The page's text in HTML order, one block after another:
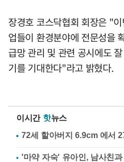
장경호 코스닥협회 회장은 "
업들이 환경분야에 전문성을
급망 관리 및 관련 공시에도
기를 기대한다"라고 밝혔다.
이시간 핫뉴스
'마약 자숙' 유아인, 남사친